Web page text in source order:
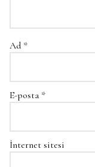
Ad *
E-posta *
İnternet sitesi